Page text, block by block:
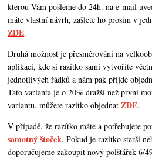
kterou Vám pošleme do 24h. na e-mail
máte vlastní návrh,zašlete ho prosím v
ZDE.
Druhá možnost je přesměrování na
aplikaci, kde si razítko sami vytvoříte
jednotlivých řádků a nám pak přijde
Tato varianta je o 20% dražší než první
variantu, můžete razítko objednatZDE.
V případě, že razítko máte a potřebujete
samotný štoček. Pokud je razítko starší
doporučujeme zakoupit nový polštářek 6/